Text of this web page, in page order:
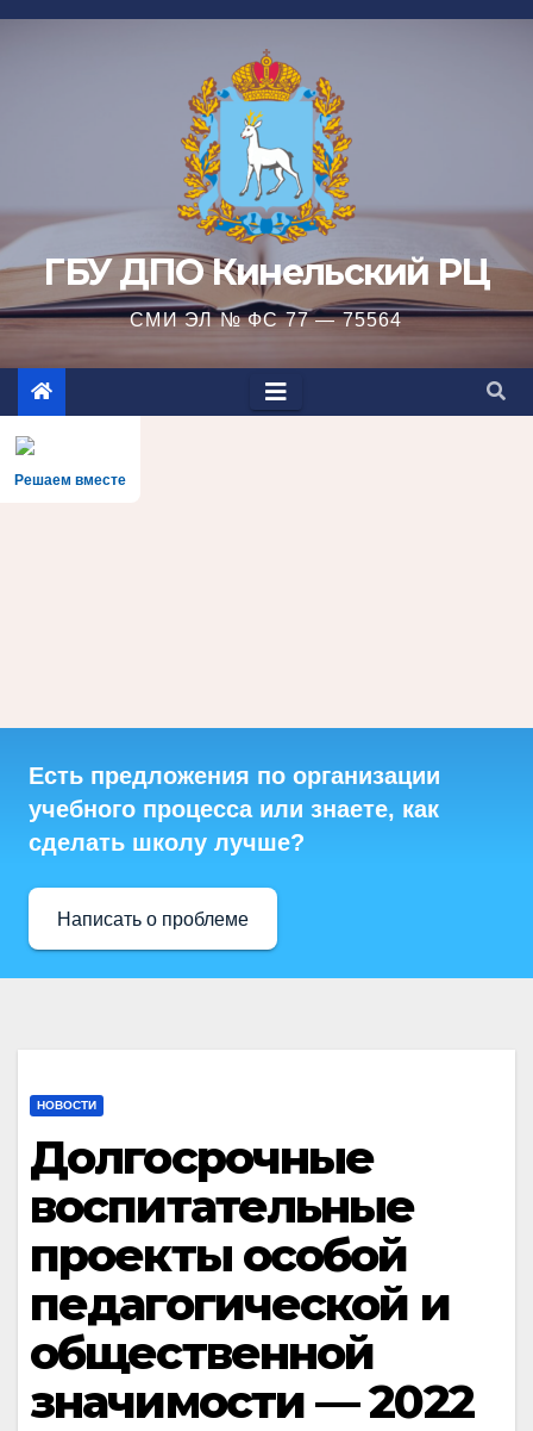
Перейти
ГБУ ДПО Кинельский РЦ
СМИ ЭЛ № ФС 77 — 75564
Решаем вместе
Есть предложения по организации
учебного процесса или знаете, как
сделать школу лучше?
Написать о проблеме
НОВОСТИ
Долгосрочные
воспитательные
проекты особой
педагогической и
общественной
значимости — 2022